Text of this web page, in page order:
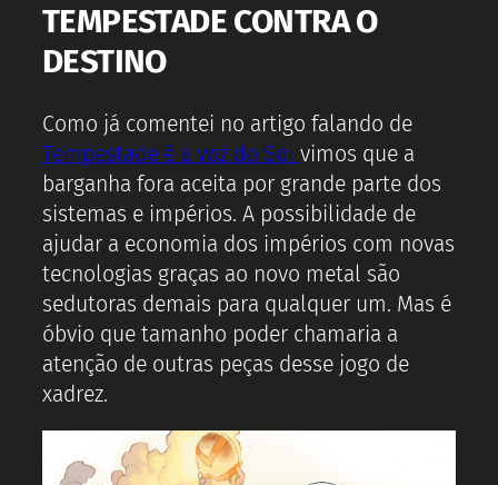
TEMPESTADE CONTRA O
DESTINO
Como já comentei no artigo falando de
Tempestade é a voz do Sol vimos que a
barganha fora aceita por grande parte dos
sistemas e impérios. A possibilidade de
ajudar a economia dos impérios com novas
tecnologias graças ao novo metal são
sedutoras demais para qualquer um. Mas é
óbvio que tamanho poder chamaria a
atenção de outras peças desse jogo de
xadrez.